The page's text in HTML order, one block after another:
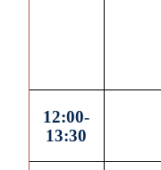
12:00-
13:30